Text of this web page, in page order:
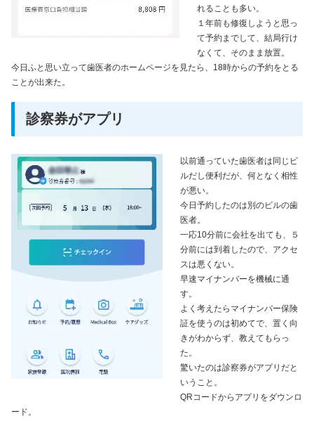
れることも多い。
１年前も修復しようと思っ
て予約までして、結局行け
なくて、そのまま放置。
今日ふと思い立って歯医者のホームページを見たら、18時からの予約をとる
ことが出来た。
診察券がアプリ
以前通っていた歯医者は同じビ
ルだし便利だが、何となく相性
が悪い。
今日予約したのは別のビルの歯
医者。
一応10分前に会社を出ても、５
分前には到着したので、アクセ
スは悪くない。
早速マイナンバーを機械に通
す。
よく考えたらマイナンバー保険
証を使うのは初めてで、置く向
きがわからず、教えてもらっ
た。
驚いたのは診察券がアプリだと
いうこと。
QRコードからアプリをダウンロ
ード。